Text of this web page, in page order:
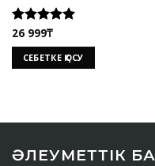
Rated5.00
out of 5
26 999₸
СЕБЕТКЕ ҚОСУ
ӘЛЕУМЕТТІК